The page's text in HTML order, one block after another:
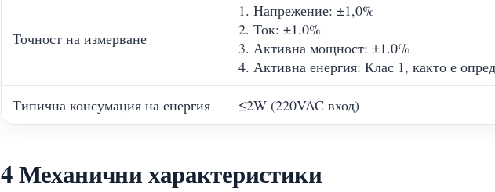
Точност на измерване
1. Напрежение: ±1,0%
2. Ток: ±1.0%
3. Активна мощност: ±1.0%
4. Активна енергия: Клас 1, както е
Типична консумация на енергия ≤2W (220VAC вход)
4 Механични характеристики